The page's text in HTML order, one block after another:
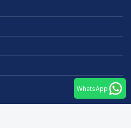
WhatsApp